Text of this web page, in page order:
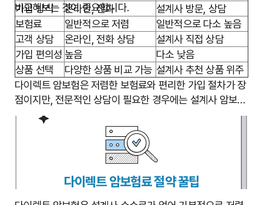
비교해보는 것이 중요합니다.
가입 방식
온라인, 전화
설계사 방문, 상담
보험료
일반적으로 저렴
일반적으로 다소 높음
고객 상담
온라인, 전화 상담
설계사 직접 상담
가입 편의성 높음
다소 낮음
상품 선택
다양한 상품 비교 가능 설계사 추천 상품 위주
다이렉트 암보험은 저렴한 보험료와 편리한 가입 절차가 장
점이지만, 전문적인 상담이 필요한 경우에는 설계사 암보험
이 더 적합할 수 있습니다. 본인의 상황과 선호도에 맞춰 신
중하게 선택해야 합니다.
다이렉트 암보험료 절약 꿀팁